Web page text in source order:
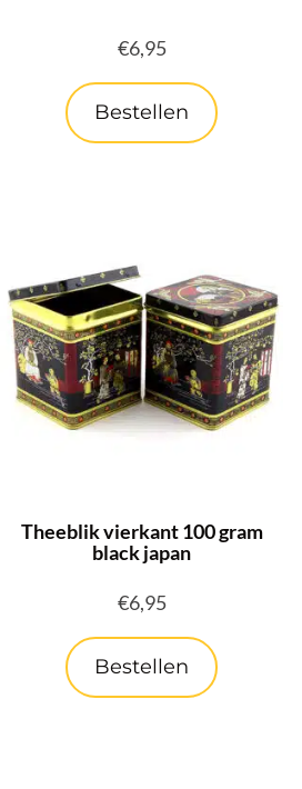
€6,95
Bestellen
Theeblik vierkant 100 gram
black japan
€6,95
Bestellen